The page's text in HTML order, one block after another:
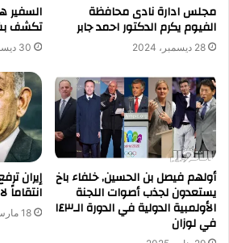
مجلس ادارة نادى محافظة
الفيوم يكرم الدكتور احمد جابر
28 ديسمبر، 2024
السفير
تكشف
30 ديسمبر، 2024
أولهم فيصل بن الحسين, خلفاء باخ
يستعدون لجذب أصوات اللجنة
الأولمبية الدولية في الدورة الـ١٤٣
في لوزان
إيران
انتقاماً
18 مارس، 2026